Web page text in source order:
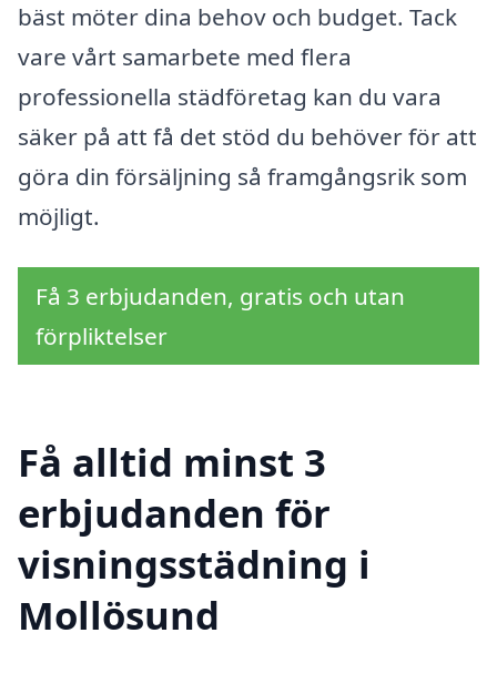
bäst möter dina behov och budget. Tack
vare vårt samarbete med flera
professionella städföretag kan du vara
säker på att få det stöd du behöver för att
göra din försäljning så framgångsrik som
möjligt.
Få 3 erbjudanden, gratis och utan
förpliktelser
Få alltid minst 3
erbjudanden för
visningsstädning i
Mollösund